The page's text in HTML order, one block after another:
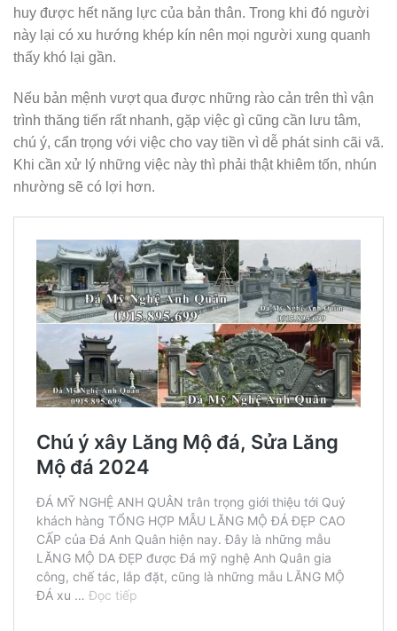
huy được hết năng lực của bản thân. Trong khi đó người
này lại có xu hướng khép kín nên mọi người xung quanh
thấy khó lại gần.
Nếu bản mệnh vượt qua được những rào cản trên thì vận
trình thăng tiến rất nhanh, gặp việc gì cũng cần lưu tâm,
chú ý, cẩn trọng với việc cho vay tiền vì dễ phát sinh cãi vã.
Khi cần xử lý những việc này thì phải thật khiêm tốn, nhún
nhường sẽ có lợi hơn.